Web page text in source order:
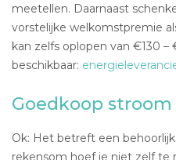
meetellen. Daarnaast
vorstelijke welkomstpremie
kan zelfs oplopen van €130 –
beschikbaar:
Goedkoop
Ok: Het betreft een